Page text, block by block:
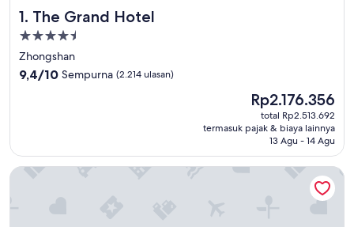
1. The Grand Hotel
The Grand Hotel
Properti
bintang
4.5
Zhongshan
9.4
9,4/10 Sempurna (2.214 ulasan)
Harga
sekarang
Rp2.176.356
Rp2.176.356
total Rp2.513.692
termasuk pajak & biaya lainnya
13 Agu - 14 Agu
MGH Mitsui Garden Hotel Taipei Zhongxiao